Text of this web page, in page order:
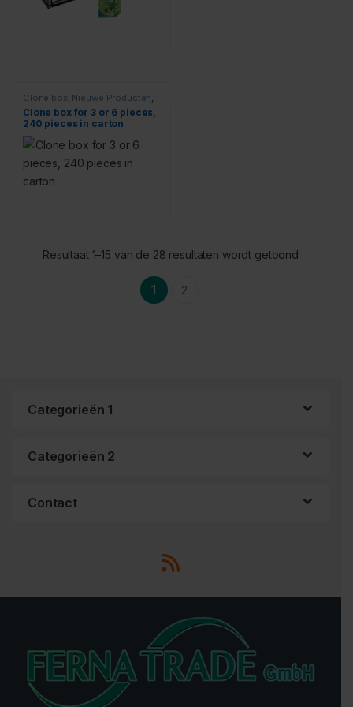
Clone box, Nieuwe Producten,
Groeimedium
Clone box for 3 or 6 pieces,
240 pieces in carton
Resultaat 1–15 van de 28 resultaten wordt getoond
1 2
Categorieën 1
Categorieën 2
Contact